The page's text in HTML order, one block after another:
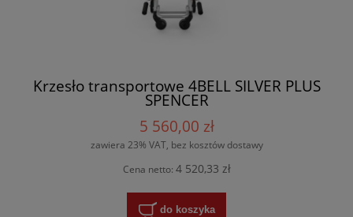
Krzesło transportowe 4BELL SILVER PLUS
SPENCER
5 560,00 zł
zawiera 23% VAT, bez kosztów dostawy
Cena netto: 4 520,33 zł
do koszyka